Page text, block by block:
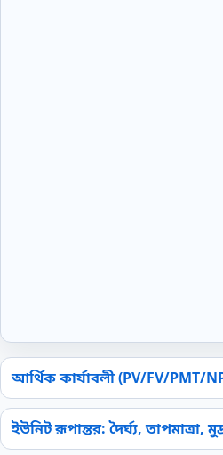
আর্থিক কার্যাবলী (PV/FV/PMT/
ইউনিট রূপান্তর: দৈর্ঘ্য,